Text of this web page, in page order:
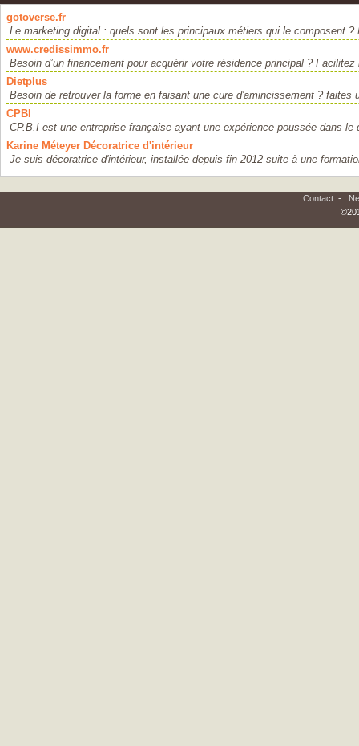
gotoverse.fr
Le marketing digital : quels sont les principaux métiers qui le composent ?
www.credissimmo.fr
Besoin d’un financement pour acquérir votre résidence principal ? Facilitez
Dietplus
Besoin de retrouver la forme en faisant une cure d'amincissement ? faites
CPBI
CP.B.I est une entreprise française ayant une expérience poussée dans le
Karine Méteyer Décoratrice d'intérieur
Je suis décoratrice d'intérieur, installée depuis fin 2012 suite à une
Contact-